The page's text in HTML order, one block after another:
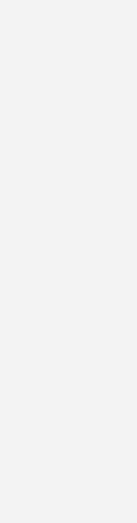
im technischen
im Außendienst